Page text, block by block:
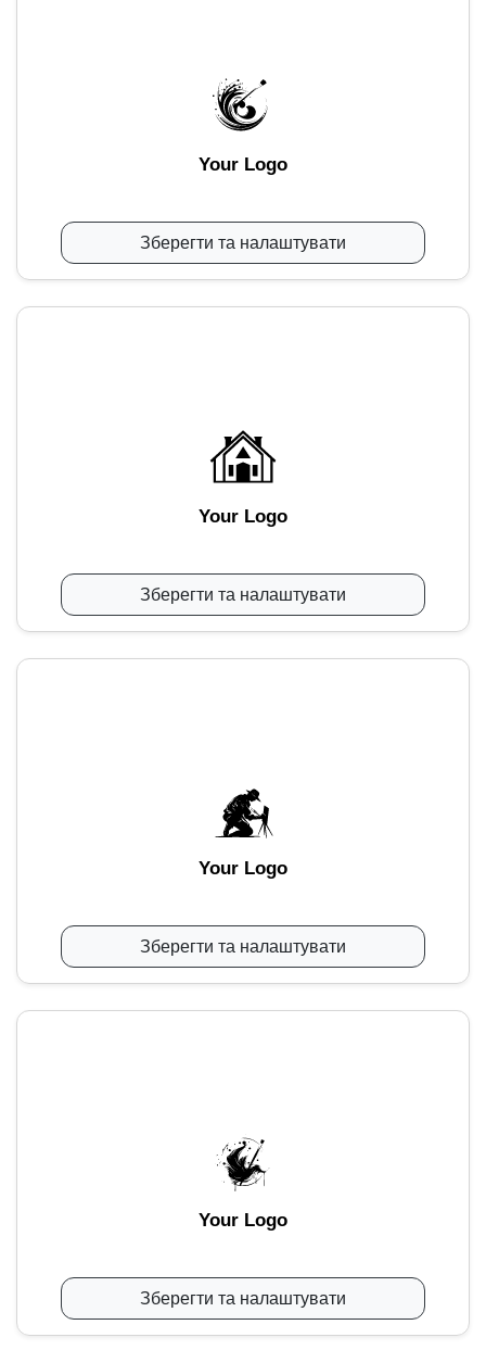
Your Logo
Зберегти та налаштувати
Your Logo
Зберегти та налаштувати
Your Logo
Зберегти та налаштувати
Your Logo
Зберегти та налаштувати